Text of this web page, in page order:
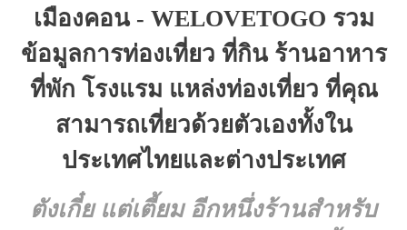
ตังเกี๋ย แต่เตี้ยมอีกหนึ่งร้านสำหรับ